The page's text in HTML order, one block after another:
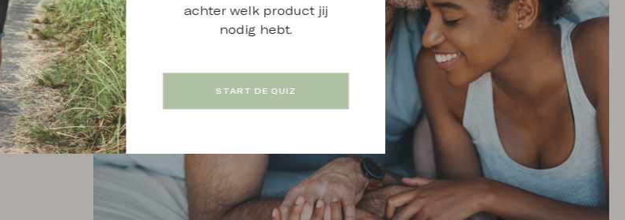
achter welk product jij
nodig hebt.
START DE QUIZ